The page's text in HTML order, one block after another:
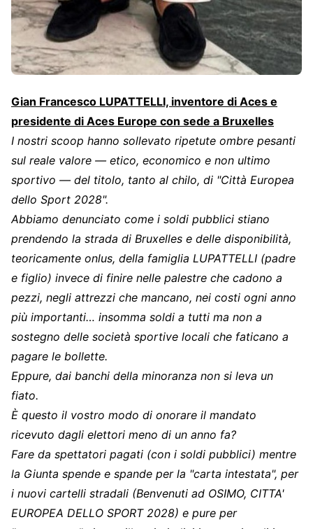
Gian Francesco LUPATTELLI, inventore di Aces e
presidente di Aces Europe con sede a Bruxelles
I nostri scoop hanno sollevato ripetute ombre pesanti
sul reale valore — etico, economico e non ultimo
sportivo — del titolo, tanto al chilo, di "Città Europea
dello Sport 2028".
Abbiamo denunciato come i soldi pubblici stiano
prendendo la strada di Bruxelles e delle disponibilità,
teoricamente onlus, della famiglia LUPATTELLI (padre
e figlio) invece di finire nelle palestre che cadono a
pezzi, negli attrezzi che mancano, nei costi ogni anno
più importanti… insomma soldi a tutti ma non a
sostegno delle società sportive locali che faticano a
pagare le bollette.
Eppure, dai banchi della minoranza non si leva un
fiato.
È questo il vostro modo di onorare il mandato
ricevuto dagli elettori meno di un anno fa?
Fare da spettatori pagati (con i soldi pubblici) mentre
la Giunta spende e spande per la "carta intestata", per
i nuovi cartelli stradali (Benvenuti ad OSIMO, CITTA'
EUROPEA DELLO SPORT 2028) e pure per